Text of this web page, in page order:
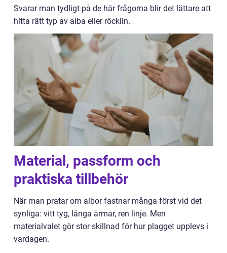
Svarar man tydligt på de här frågorna blir det lättare att
hitta rätt typ av alba eller röcklin.
Material, passform och
praktiska tillbehör
När man pratar om albor fastnar många först vid det
synliga: vitt tyg, långa ärmar, ren linje. Men
materialvalet gör stor skillnad för hur plagget upplevs i
vardagen.